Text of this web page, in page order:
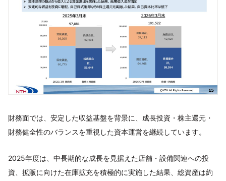
財務面では、安定した収益基盤を背景に、成長投資・株主還元・
財務健全性のバランスを重視した資本運営を継続しています。
2025年度は、中長期的な成長を見据えた店舗・設備関連への投
資、拡販に向けた在庫拡充を積極的に実施した結果、総資産は約